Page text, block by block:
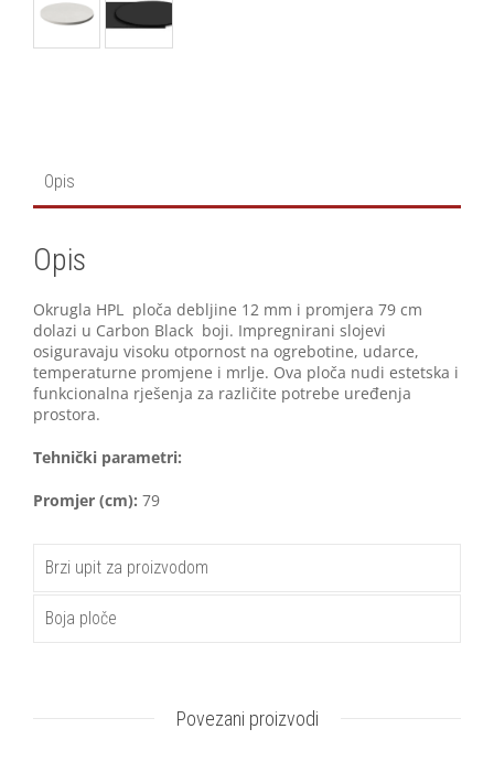
Opis
Opis
Okrugla HPL ploča debljine 12 mm i promjera 79 cm
dolazi u Carbon Black boji. Impregnirani slojevi
osiguravaju visoku otpornost na ogrebotine, udarce,
temperaturne promjene i mrlje. Ova ploča nudi estetska i
funkcionalna rješenja za različite potrebe uređenja
prostora.
Tehnički parametri:
Promjer (cm): 79
Brzi upit za proizvodom
Boja ploče
Povezani proizvodi